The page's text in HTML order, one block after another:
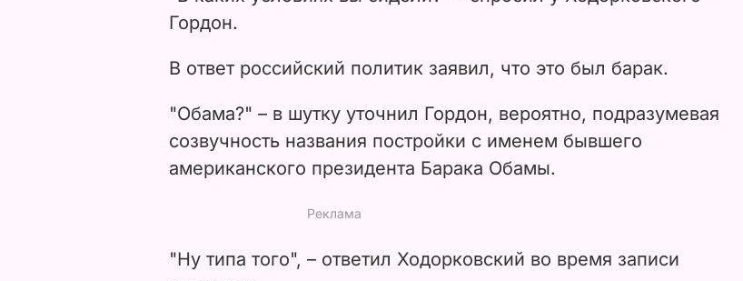
d
o
Гордон.
В ответ российский политик заявил, что это был барак.
"Обама?" – в шутку уточнил Гордон, вероятно, подразумевая
созвучность названия постройки с именем бывшего
американского президента Барака Обамы.
"Ну типа того", – ответил Ходорковский во время записи